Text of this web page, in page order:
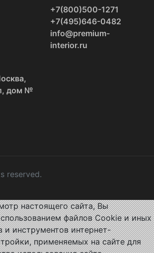
+7(800)500-1271
+7(495)646-0482
info@premium-
interior.ru
дом №
reserved.
настоящего сайта, Вы
файлов Cookie и иных
и инструментов интернет-
применяемых на сайте для